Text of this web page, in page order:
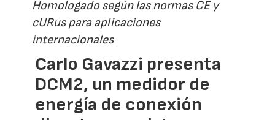
Homologado según las normas CE y
cURus para aplicaciones
internacionales
Carlo Gavazzi presenta
DCM2, un medidor de
energía de conexión